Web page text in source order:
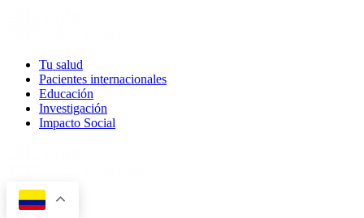
Tu salud
Pacientes internacionales
Educación
Investigación
Impacto Social